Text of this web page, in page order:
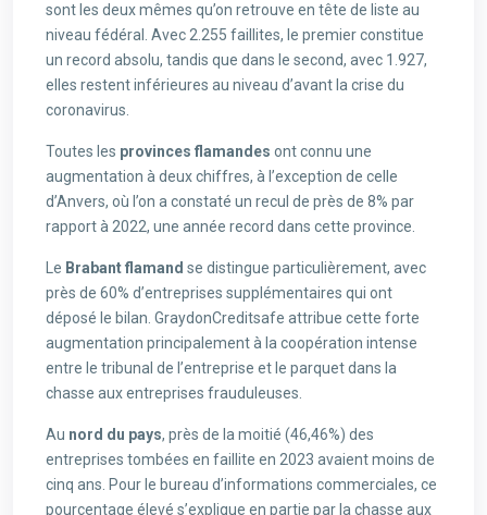
sont les deux mêmes qu’on retrouve en tête de liste au
niveau fédéral. Avec 2.255 faillites, le premier constitue
un record absolu, tandis que dans le second, avec 1.927,
elles restent inférieures au niveau d’avant la crise du
coronavirus.
Toutes les provinces flamandes ont connu une
augmentation à deux chiffres, à l’exception de celle
d’Anvers, où l’on a constaté un recul de près de 8% par
rapport à 2022, une année record dans cette province.
Le Brabant flamand se distingue particulièrement, avec
près de 60% d’entreprises supplémentaires qui ont
déposé le bilan. GraydonCreditsafe attribue cette forte
augmentation principalement à la coopération intense
entre le tribunal de l’entreprise et le parquet dans la
chasse aux entreprises frauduleuses.
Au nord du pays, près de la moitié (46,46%) des
entreprises tombées en faillite en 2023 avaient moins de
cinq ans. Pour le bureau d’informations commerciales, ce
pourcentage élevé s’explique en partie par la chasse aux